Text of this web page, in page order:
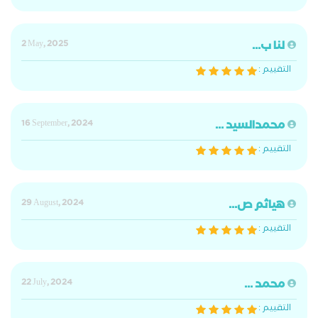
لنا ب...
2 May, 2025
التقييم :
محمدالسيد ...
16 September, 2024
التقييم :
هياثم ص...
29 August, 2024
التقييم :
محمد ...
22 July, 2024
التقييم :